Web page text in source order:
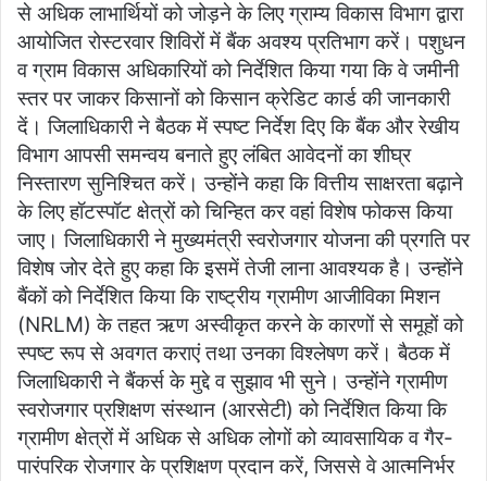
से अधिक लाभार्थियों को जोड़ने के लिए ग्राम्य विकास विभाग द्वारा
आयोजित रोस्टरवार शिविरों में बैंक अवश्य प्रतिभाग करें। पशुधन
व ग्राम विकास अधिकारियों को निर्देशित किया गया कि वे जमीनी
स्तर पर जाकर किसानों को किसान क्रेडिट कार्ड की जानकारी
दें। जिलाधिकारी ने बैठक में स्पष्ट निर्देश दिए कि बैंक और रेखीय
विभाग आपसी समन्वय बनाते हुए लंबित आवेदनों का शीघ्र
निस्तारण सुनिश्चित करें। उन्होंने कहा कि वित्तीय साक्षरता बढ़ाने
के लिए हॉटस्पॉट क्षेत्रों को चिन्हित कर वहां विशेष फोकस किया
जाए। जिलाधिकारी ने मुख्यमंत्री स्वरोजगार योजना की प्रगति पर
विशेष जोर देते हुए कहा कि इसमें तेजी लाना आवश्यक है। उन्होंने
बैंकों को निर्देशित किया कि राष्ट्रीय ग्रामीण आजीविका मिशन
(NRLM) के तहत ऋण अस्वीकृत करने के कारणों से समूहों को
स्पष्ट रूप से अवगत कराएं तथा उनका विश्लेषण करें। बैठक में
जिलाधिकारी ने बैंकर्स के मुद्दे व सुझाव भी सुने। उन्होंने ग्रामीण
स्वरोजगार प्रशिक्षण संस्थान (आरसेटी) को निर्देशित किया कि
ग्रामीण क्षेत्रों में अधिक से अधिक लोगों को व्यावसायिक व गैर-
पारंपरिक रोजगार के प्रशिक्षण प्रदान करें, जिससे वे आत्मनिर्भर